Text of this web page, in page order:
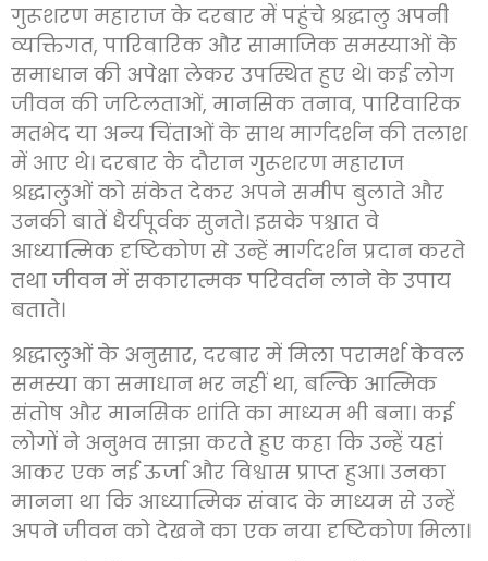
गुरूशरण महाराज के दरबार में पहुंचे श्रद्धालु अपनी
व्यक्तिगत, पारिवारिक और सामाजिक समस्याओं के
समाधान की अपेक्षा लेकर उपस्थित हुए थे। कई लोग
जीवन की जटिलताओं, मानसिक तनाव, पारिवारिक
मतभेद या अन्य चिंताओं के साथ मार्गदर्शन की तलाश
में आए थे। दरबार के दौरान गुरूशरण महाराज
श्रद्धालुओं को संकेत देकर अपने समीप बुलाते और
उनकी बातें धैर्यपूर्वक सुनते। इसके पश्चात वे
आध्यात्मिक दृष्टिकोण से उन्हें मार्गदर्शन प्रदान करते
तथा जीवन में सकारात्मक परिवर्तन लाने के उपाय
बताते।
श्रद्धालुओं के अनुसार, दरबार में मिला परामर्श केवल
समस्या का समाधान भर नहीं था, बल्कि आत्मिक
संतोष और मानसिक शांति का माध्यम भी बना। कई
लोगों ने अनुभव साझा करते हुए कहा कि उन्हें यहां
आकर एक नई ऊर्जा और विश्वास प्राप्त हुआ। उनका
मानना था कि आध्यात्मिक संवाद के माध्यम से उन्हें
अपने जीवन को देखने का एक नया दृष्टिकोण मिला।